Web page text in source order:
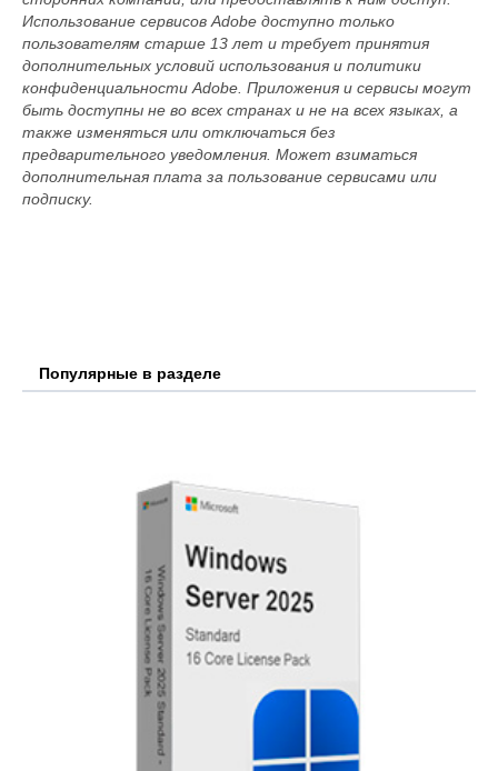
Использование сервисов Adobe доступно только
пользователям старше 13 лет и требует принятия
дополнительных условий использования и политики
конфиденциальности Adobe. Приложения и сервисы могут
быть доступны не во всех странах и не на всех языках, а
также изменяться или отключаться без
предварительного уведомления. Может взиматься
дополнительная плата за пользование сервисами или
подписку.
Популярные в разделе